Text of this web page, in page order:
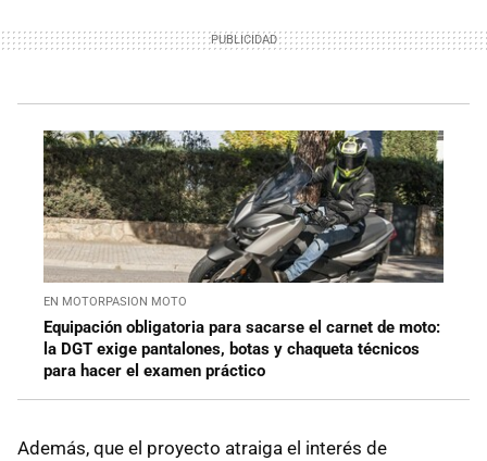
EN MOTORPASION MOTO
Equipación obligatoria para sacarse el carnet de moto:
la DGT exige pantalones, botas y chaqueta técnicos
para hacer el examen práctico
Además, que el proyecto atraiga el interés de